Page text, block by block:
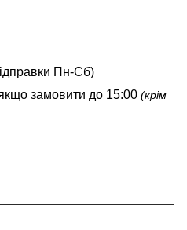
Пн-Сб)
замовити до 15:00 (крім